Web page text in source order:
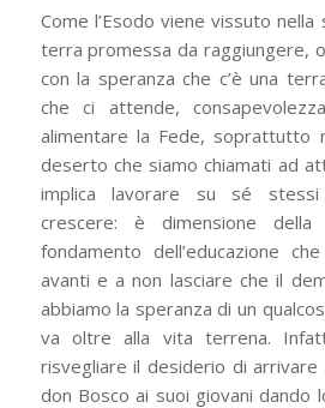
Come l’Esodo viene vissuto nella
terra promessa da raggiungere,
con la speranza che c’è una
che ci attende,
alimentare la Fede, soprattutto
deserto che siamo chiamati ad
implica lavorare su sé
crescere: è dimensione
fondamento dell’educazione
avanti e a non lasciare che il
abbiamo la speranza di un
va oltre alla vita terrena.
risvegliare il desiderio di arrivare
don Bosco ai suoi giovani dando